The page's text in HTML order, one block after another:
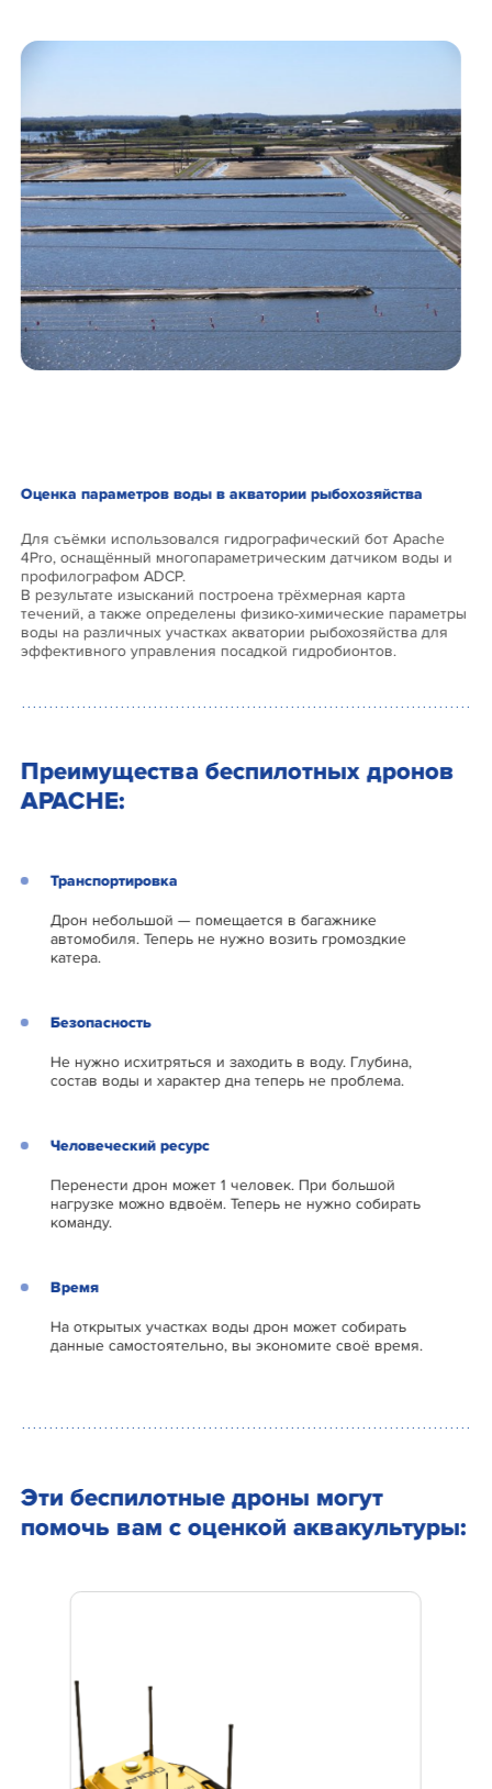
Оценка параметров воды в акватории рыбохозяйства
Для съёмки использовался гидрографический бот Apache
4Pro, оснащённый многопараметрическим датчиком воды и
профилографом ADCP.
В результате изысканий построена трёхмерная карта
течений, а также определены физико-химические параметры
воды на различных участках акватории рыбохозяйства для
эффективного управления посадкой гидробионтов.
Преимущества беспилотных дронов
APACHE:
Транспортировка
Дрон небольшой — помещается в багажнике
автомобиля. Теперь не нужно возить громоздкие
катера.
Безопасность
Не нужно исхитряться и заходить в воду. Глубина,
состав воды и характер дна теперь не проблема.
Человеческий ресурс
Перенести дрон может 1 человек. При большой
нагрузке можно вдвоём. Теперь не нужно собирать
команду.
Время
На открытых участках воды дрон может собирать
данные самостоятельно, вы экономите своё время.
Эти беспилотные дроны могут
помочь вам с оценкой аквакультуры: